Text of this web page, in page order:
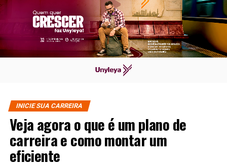
INICIE SUA CARREIRA
Veja agora o que é um plano de
carreira e como montar um
eficiente